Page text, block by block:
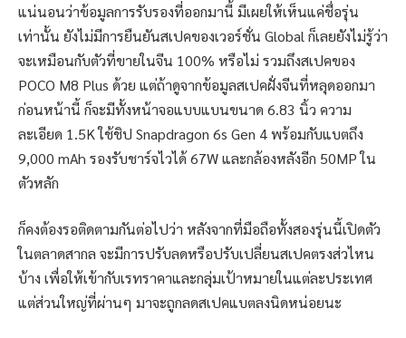
แน่นอนว่าข้อมูลการรับรองที่ออกมานี้ มีเผยให้เห็นแค่ชื่อรุ่น
เท่านั้น ยังไม่มีการยืนยันสเปคของเวอร์ชั่น Global ก็เลยยังไม่รู้ว่า
จะเหมือนกับตัวที่ขายในจีน 100% หรือไม่ รวมถึงสเปคของ
POCO M8 Plus ด้วย แต่ถ้าดูจากข้อมูลสเปคฝั่งจีนที่หลุดออกมา
ก่อนหน้านี้ ก็จะมีทั้งหน้าจอแบบแบนขนาด 6.83 นิ้ว ความ
ละเอียด 1.5K ใช้ชิป Snapdragon 6s Gen 4 พร้อมกับแบตถึง
9,000 mAh รองรับชาร์จไวได้ 67W และกล้องหลังอีก 50MP ใน
ตัวหลัก
ก็คงต้องรอติดตามกันต่อไปว่า หลังจากที่มือถือทั้งสองรุ่นนี้เปิดตัว
ในตลาดสากล จะมีการปรับลดหรือปรับเปลี่ยนสเปคตรงส่วไหน
บ้าง เพื่อให้เข้ากับเรทราคาและกลุ่มเป้าหมายในแต่ละประเทศ
แต่ส่วนใหญ่ที่ผ่านๆ มาจะถูกลดสเปคแบตลงนิดหน่อยนะ